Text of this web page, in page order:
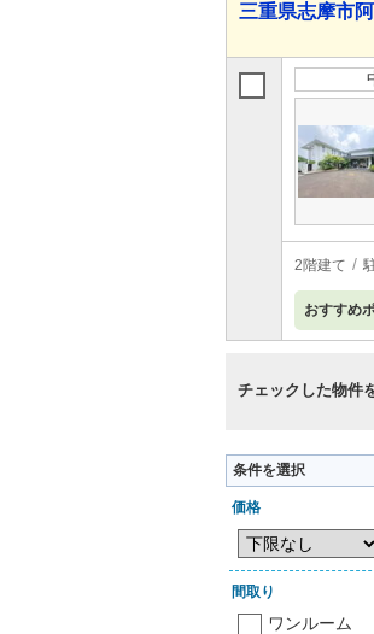
三重県志摩市
2階建て
おすすめ
チェックした物件
条件を選択
価格
間取り
ワンルーム